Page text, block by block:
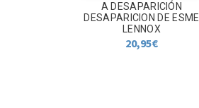
A DESAPARICIÓN
DESAPARICION DE ESME
LENNOX
20,95€